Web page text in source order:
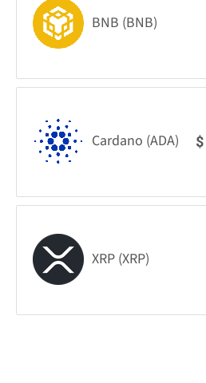
BNB (BNB)
Cardano (ADA) $
XRP (XRP)